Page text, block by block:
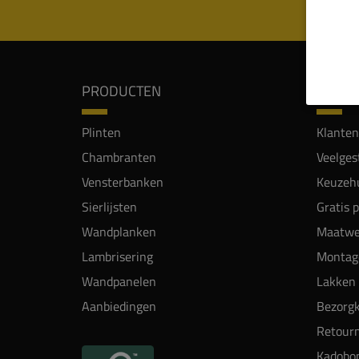
PRODUCTEN
Plinten
Chambranten
Vensterbanken
Sierlijsten
Wandplanken
Lambrisering
Wandpanelen
Aanbiedingen
Gratis